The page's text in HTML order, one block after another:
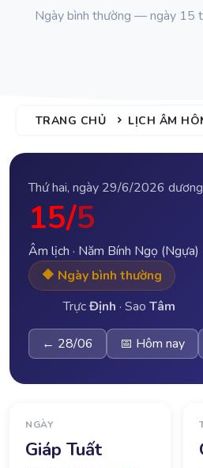
Ngày bình thường — ngày 15
TRANG CHỦ LỊCH ÂM
Thứ hai, ngày 29/6/2026
15/5
Âm lịch · Năm Bính Ngọ (Ngựa)
🔶 Ngày bình thường
TrựcĐịnh · Sao Tâm
← 28/06 📅 Hôm nay
NGÀY
Giáp Tuất